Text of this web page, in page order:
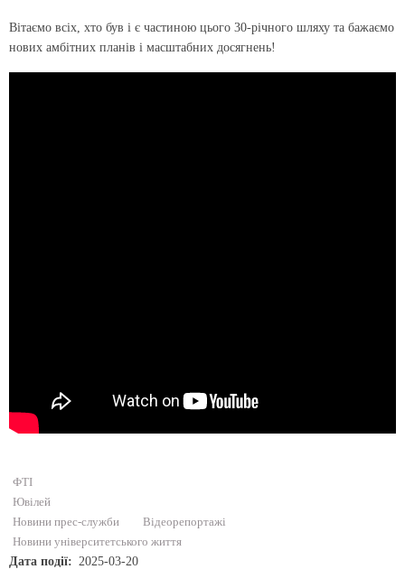
Вітаємо всіх, хто був і є частиною цього 30-річного шляху та бажаємо
нових амбітних планів і масштабних досягнень!
ФТІ
Ювілей
Новини прес-служби
Відеорепортажі
Новини університетського життя
Дата події 2025-03-20